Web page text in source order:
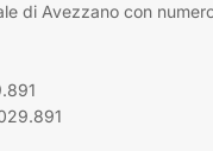
di Avezzano con